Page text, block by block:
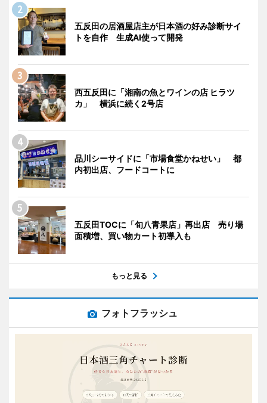
五反田の居酒屋店主が日本酒の好み診断サイ
トを自作 生成AI使って開発
西五反田に「湘南の魚とワインの店 ヒラツ
カ」 横浜に続く2号店
品川シーサイドに「市場食堂かねせい」 都
内初出店、フードコートに
五反田TOCに「旬八青果店」再出店 売り場
面積増、買い物カート初導入も
もっと見る
フォトフラッシュ